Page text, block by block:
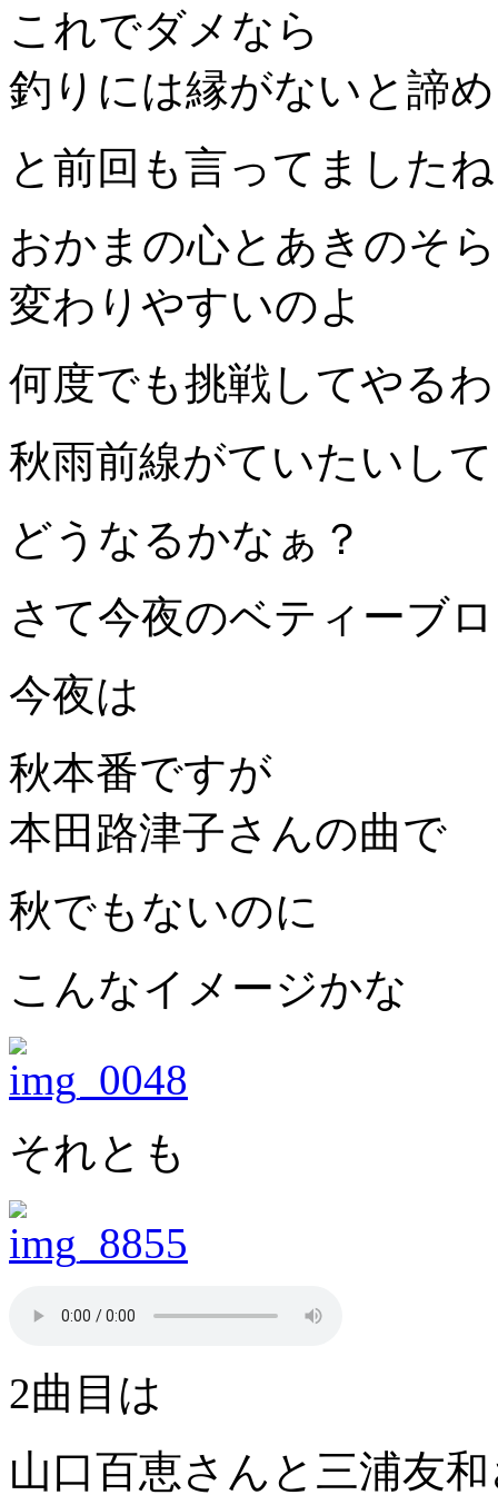
これでダメなら
釣りには縁がないと諦
と前回も言ってましたね
おかまの心とあきのそら
変わりやすいのよ
何度でも挑戦してやるわ
秋雨前線がていたいし
どうなるかなぁ？
さて今夜のベティーブ
今夜は
秋本番ですが
本田路津子さんの曲で
秋でもないのに
こんなイメージかな
それとも
2曲目は
山口百恵さんと三浦友